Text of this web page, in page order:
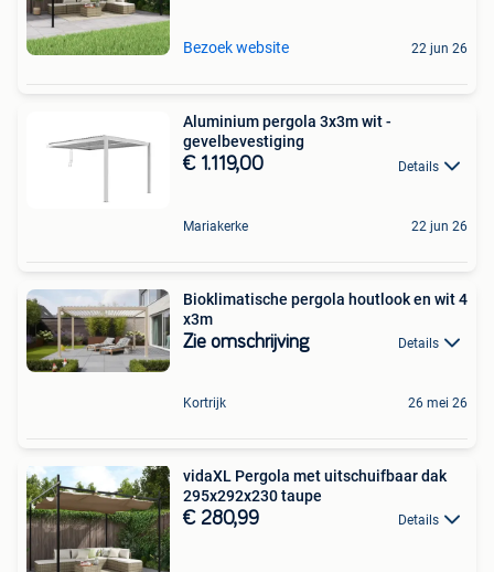
Bezoek website 22 jun 26
Aluminium pergola 3x3m wit -
gevelbevestiging
€ 1.119,00 Details
Mariakerke 22 jun 26
Bioklimatische pergola houtlook en wit 4
x3m
Zie omschrijving Details
Kortrijk 26 mei 26
vidaXL Pergola met uitschuifbaar dak
295x292x230 taupe
€ 280,99 Details